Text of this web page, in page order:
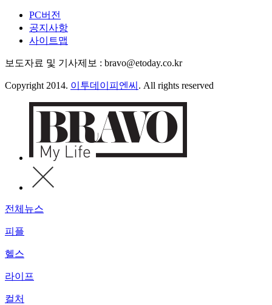
PC버전
공지사항
사이트맵
보도자료 및 기사제보 : bravo@etoday.co.kr
Copyright 2014. 이투데이피엔씨 . All rights reserved
전체뉴스
피플
헬스
라이프
컬처